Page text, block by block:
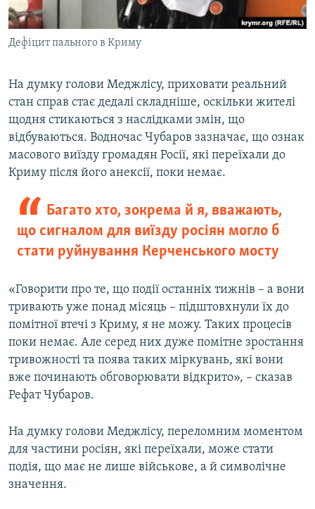
Дефіцит пального в Криму
На думку голови Меджлісу, приховати реальний
стан справ стає дедалі складніше, оскільки жителі
щодня стикаються з наслідками змін, що
відбуваються. Водночас Чубаров зазначає, що ознак
масового виїзду громадян Росії, які переїхали до
Криму після його анексії, поки немає.
Багато хто, зокрема й я, вважають,
що сигналом для виїзду росіян могло б
стати руйнування Керченського мосту
«Говорити про те, що події останніх тижнів – а вони
тривають уже понад місяць – підштовхнули їх до
помітної втечі з Криму, я не можу. Таких процесів
поки немає. Але серед них дуже помітне зростання
тривожності та поява таких міркувань, які вони
вже починають обговорювати відкрито», – сказав
Рефат Чубаров.
На думку голови Меджлісу, переломним моментом
для частини росіян, які переїхали, може стати
подія, що має не лише військове, а й символічне
значення.